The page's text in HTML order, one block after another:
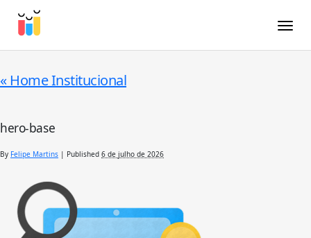
« Home Institucional
hero-base
By Felipe Martins | Published 6 de julho de 2026